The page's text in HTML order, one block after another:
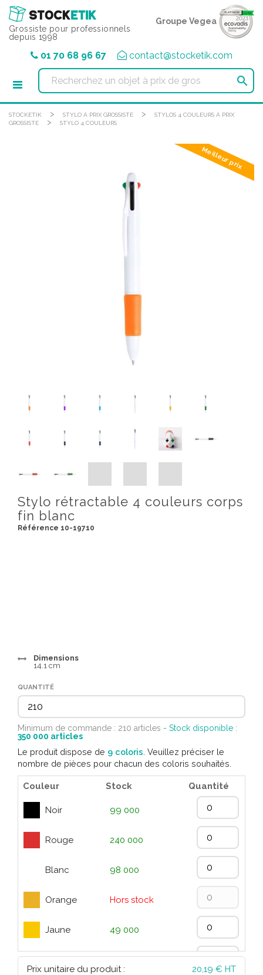
Grossiste pour professionnels
depuis 1998
Groupe Vegea
01 70 68 96 67 contact@stocketik.com

STOCKETIK > STYLO À PRIX GROSSISTE >
STYLOS 4 COULEURS À PRIX
GROSSISTE
> STYLO 4 COULEURS
Meilleur prix
Stylo rétractable 4 couleurs corps
fin blanc
Référence 10-19710
Dimensions
14.1 cm
QUANTITÉ
Minimum de commande : 210 articles - Stock disponible :
350 000 articles
Le produit dispose de 9 coloris . Veuillez préciser le
nombre de pièces pour chacun des coloris souhaités.
Couleur Stock Quantité
Noir 99 000
Rouge 240 000
Blanc 98 000
Orange Hors stock
Jaune 49 000
Vert 170 000
Prix unitaire du produit : 20,19 € HT
Panneau de gestion des cookies